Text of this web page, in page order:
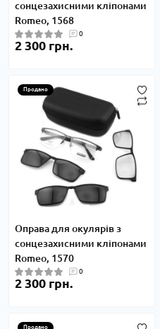
сонцезахисними кліпонами
Romeo, 1568
0
2 300 грн.
Продано
Оправа для окулярів з
сонцезахисними кліпонами
Romeo, 1570
0
2 300 грн.
Продано